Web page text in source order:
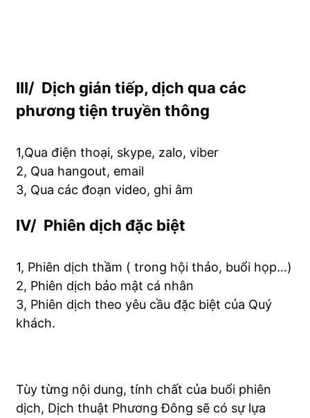
III/ Dịch gián tiếp, dịch qua các
phương tiện truyền thông
1,Qua điện thoại, skype, zalo, viber
2, Qua hangout, email
3, Qua các đoạn video, ghi âm
IV/ Phiên dịch đặc biệt
1, Phiên dịch thầm ( trong hội thảo, buổi họp…)
2, Phiên dịch bảo mật cá nhân
3, Phiên dịch theo yêu cầu đặc biệt của Quý
khách.
Tùy từng nội dung, tính chất của buổi phiên
dịch, Dịch thuật Phương Đông sẽ có sự lựa